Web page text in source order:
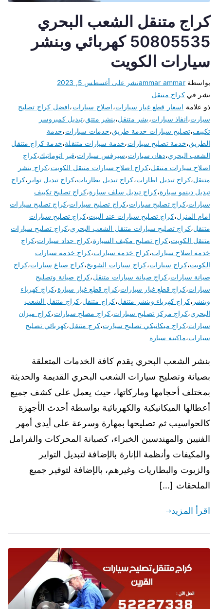
كراج متنقل الشعب البحري
50805535 كهربائي وبنشر
سيارات الكويت
بواسطةammar ammarنشر على أغسطس 5, 2023
نشر فيكراج متنقل
ذو علامة اسعار قطع غيار سيارات،اصلاح سيارات،افضل كراج تصليح
سيارت،انفاذ سيارات،بشر متنقل،بنشر متتق،تبديل كمبروسر
تكييف،تصليح سيارات خدمة طريق،خدمات سيارات،خدمة
الطريق،خدمة تصليح سيارات،خدمة سيارات متنقلة،خدمة كراج متنقل
الشعب البحري،دهان سيارات،سيرفس سيارات،قير اتوماتيك،كراج
اصلاح سيارات متنقل،كراج اصلاح سيارات متنقل الكويت،كراج بنشر
متنقل،كراج تبديل اطارات،كراج تبديل بطاريات،كراج تبديل تواير ،كراج
تبديل دينمو سيارة،كراج تبديل سلف سيارة،كراج تصليح تكييف
سيارات،كراج تصليح سبارات،كراج تصليح سيارات،كراج تصليح سيارات
امام المنزل،كراج تصليح سيارات عند البيت،كراج تصليح سيارات
متنقل،كراج تصليح سيارات متنقل الشعب البحري،كراج تصليح سيارات
متنقل الكويت،كراج تصليح مكيف السيارة،كراج حداد سيارات،كراج
خدمة اصلاح سيارات،كراج خدمة سيارات،كراج خدمة سيارات
الكويت،كراج سيارات،كراج سيارات الشويخ،كراج صباغ سيارات،كراج
صيانة سيارات،كراج صيانة سيارات متنقل،كراج صيانة وتصليح
سيارات،كراج قطع غيار سيارات،كراج قطع غيار سيارة،كراج كهرباء
وبنشر ،كراج كهرباء وبنشر متنقل،كراج متنقل،كراج متنقل الشعب
البحري،كراج مركز تصليح سيارات،كراج مصلح سيارات،كراج ميزان
سيارات،كراج ميكانيكي تصليح سيارت،كرج متنقل،كهربائي تصليح
سيارات،ماكينة سيارة
بنشر الشعب البحري يقدم كافة الخدمات المتعلقة
بصيانة وتصليح سيارات الشعب البحري القديمة والحديثة
بمختلف أحجامها وماركاتها، حيث يعمل على كشف جميع
أعطالها الميكانيكية والكهربائية بواسطة أحدث الأجهزة
كالحواسيب ثم تصليحها بمهارة وسرعة على أيدي أمهر
الفنيين والمهندسين الخبراء، كصيانة المحركات والفرامل
والمكيفات وأنظمة الإنارة بالإضافة لتبديل التواير
والزيوت والبطاريات وغيرهم، بالإضافة لتوفير جميع
الملحقات […]
اقرأ المزيد